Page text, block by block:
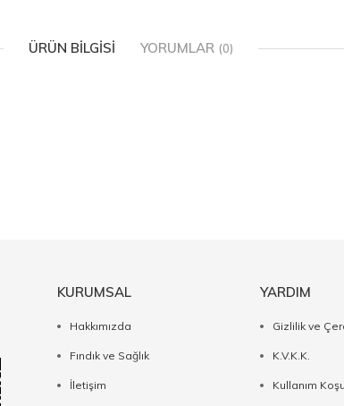
ÜRÜN BILGISI YORUMLAR (0)
KURUMSAL
Hakkımızda
Fındık ve Sağlık
İletişim
YARDIM
Gizlilik ve
K.V.K.K.
Kullanım